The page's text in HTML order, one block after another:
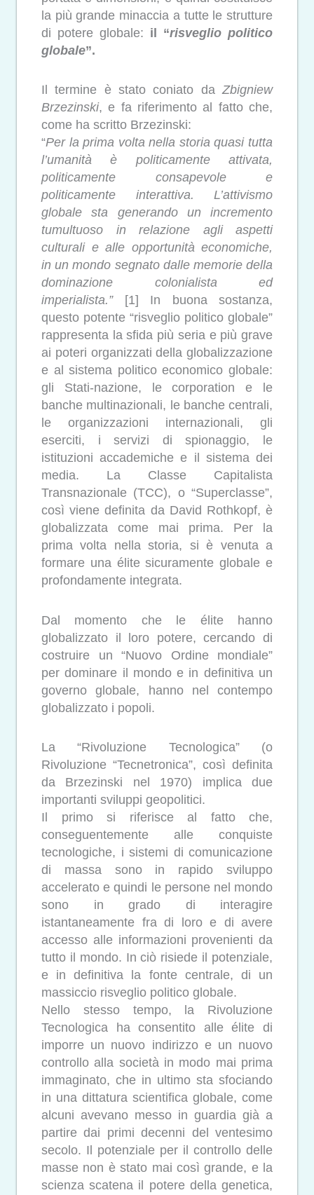
la più grande minaccia a tutte le strutture
di potere globale: il “risveglio politico
globale”.
Il termine è stato coniato daZbigniew
Brzezinski, e fa riferimento al fatto che,
come ha scritto Brzezinski:
“Per la prima volta nella storia quasi tutta
l’umanità è politicamente attivata,
politicamente consapevole e
politicamente interattiva. L’attivismo
globale sta generando un incremento
tumultuoso in relazione agli aspetti
culturali e alle opportunità economiche,
in un mondo segnato dalle memorie della
dominazione colonialista ed
imperialista.”[1] In buona sostanza,
questo potente “risveglio politico globale”
rappresenta la sfida più seria e più grave
ai poteri organizzati della globalizzazione
e al sistema politico economico globale:
gli Stati-nazione, le corporation e le
banche multinazionali, le banche centrali,
le organizzazioni internazionali, gli
eserciti, i servizi di spionaggio, le
istituzioni accademiche e il sistema dei
media. La Classe Capitalista
Transnazionale (TCC), o “Superclasse”,
così viene definita da David Rothkopf, è
globalizzata come mai prima. Per la
prima volta nella storia, si è venuta a
formare una élite sicuramente globale e
profondamente integrata.
Dal momento che le élite hanno
globalizzato il loro potere, cercando di
costruire un “Nuovo Ordine mondiale”
per dominare il mondo e in definitiva un
governo globale, hanno nel contempo
globalizzato i popoli.
La “Rivoluzione Tecnologica” (o
Rivoluzione “Tecnetronica”, così definita
da Brzezinski nel 1970) implica due
importanti sviluppi geopolitici.
Il primo si riferisce al fatto che,
conseguentemente alle conquiste
tecnologiche, i sistemi di comunicazione
di massa sono in rapido sviluppo
accelerato e quindi le persone nel mondo
sono in grado di interagire
istantaneamente fra di loro e di avere
accesso alle informazioni provenienti da
tutto il mondo. In ciò risiede il potenziale,
e in definitiva la fonte centrale, di un
massiccio risveglio politico globale.
Nello stesso tempo, la Rivoluzione
Tecnologica ha consentito alle élite di
imporre un nuovo indirizzo e un nuovo
controllo alla società in modo mai prima
immaginato, che in ultimo sta sfociando
in una dittatura scientifica globale, come
alcuni avevano messo in guardia già a
partire dai primi decenni del ventesimo
secolo. Il potenziale per il controllo delle
masse non è stato mai così grande, e la
scienza scatena il potere della genetica,